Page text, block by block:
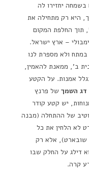
יחזירו לה
היא רק מתחילה את
תוך החלפת המקום
– ארץ ישראל.
ולא מספרת לנו
ב', ממאנת להאמין,
אמנות. על הקטע
דג השמך של פרנץ
יש קטע קודר
של ההתחלה (מבנה
לא הלחין את כל
שובארט), אלא רק
דילג על החלק שבו
קרה.